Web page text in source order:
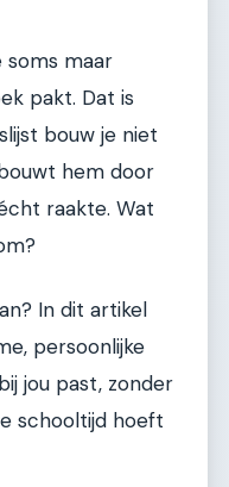
soms maar
pakt. Dat is
bouw je niet
hem door
raakte. Wat
In dit artikel
persoonlijke
jou past, zonder
schooltijd hoeft